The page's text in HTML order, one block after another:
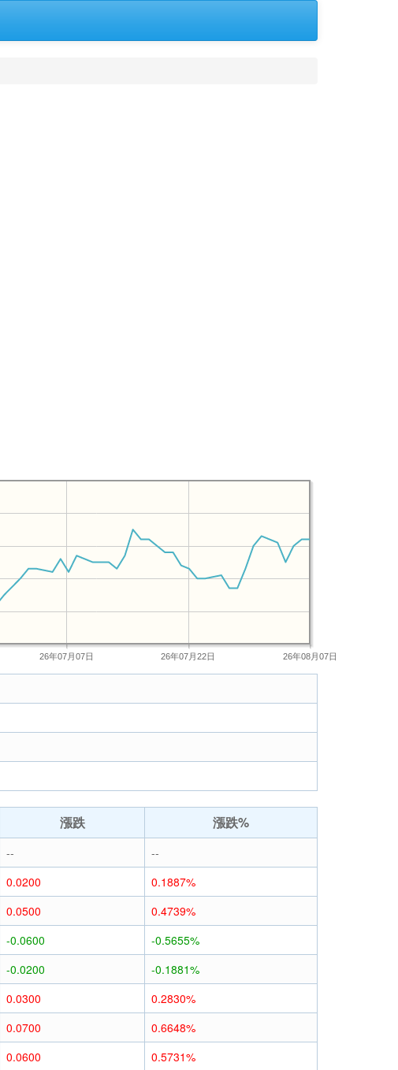
26年07月07日 26年07月22日 26年08月07日
漲跌 漲跌%
--
--
0.0200
0.1887%
0.0500
0.4739%
-0.0600
-0.5655%
-0.0200
-0.1881%
0.0300
0.2830%
0.0700
0.6648%
0.0600
0.5731%